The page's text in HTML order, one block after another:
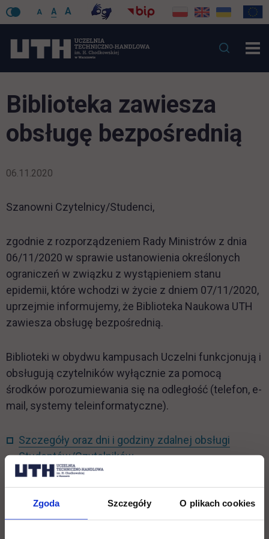
Zgoda Szczegóły O plikach cookies
A A A
Biblioteka zawiesza
obsługę bezpośrednią
06.11.2020
Szanowni Czytelnicy/Studenci,
zgodnie z rozporządzeniem Rady Ministrów z dnia
06/11/2020 w sprawie ustanowienia określonych
ograniczeń w związku z wystąpieniem stanu
epidemii, które wchodzi w życie z dniem 07/11/2020,
uprzejmie informujemy, że Biblioteka Naukowa UTH
zawiesza obsługę bezpośrednią.
Biblioteki w obydwu kampusach Uczelni funkcjonują i
obsługują czytelników wyłącznie za pomocą
środków porozumiewania się na odległość (telefon, e-
mail, systemy teleinformatyczne).
Szczegóły oraz dni i godziny zdalnej obsługi
Studentów/Czytelnikówlink otwiera się w nowej
Wróć